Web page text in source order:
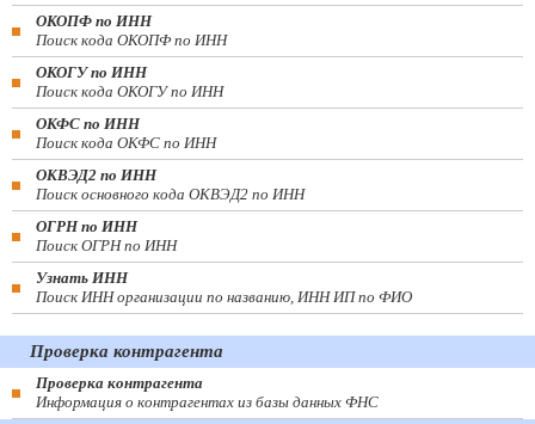
ОКОПФ по ИНН
Поиск кода ОКОПФ по ИНН
ОКОГУ по ИНН
Поиск кода ОКОГУ по ИНН
ОКФС по ИНН
Поиск кода ОКФС по ИНН
ОКВЭД2 по ИНН
Поиск основного кода ОКВЭД2 по ИНН
ОГРН по ИНН
Поиск ОГРН по ИНН
Узнать ИНН
Поиск ИНН организации по названию, ИНН ИП по ФИО
Проверка контрагента
Проверка контрагента
Информация о контрагентах из базы данных ФНС